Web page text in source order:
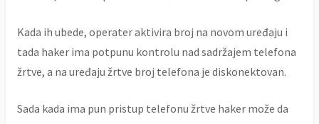
Kada ih ubede, operater aktivira broj na novom uređaju i
tada haker ima potpunu kontrolu nad sadržajem telefona
žrtve, a na uređaju žrtve broj telefona je diskonektovan.
Sada kada ima pun pristup telefonu žrtve haker može da